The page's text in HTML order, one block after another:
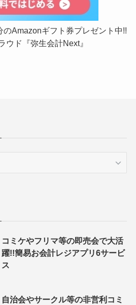
のAmazonギフト券プレゼント中!!
ウド『弥生会計Next』
コミケやフリマ等の即売会で大活
躍!!簡易お会計レジアプリ6サービ
ス
自治会やサークル等の非営利コミ